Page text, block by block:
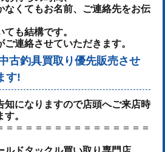
なくてもお名前、ご連絡先をお伝
も結構です。
連絡させていただきます。
古釣具買取り優先販売させ
す!
知になりますので店頭へご来店時
。
＝＝＝＝＝＝＝＝＝＝＝＝＝＝＝